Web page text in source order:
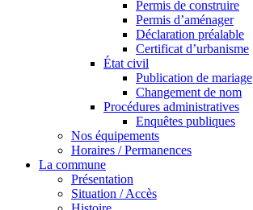
Permis de construire
Permis d’aménager
Déclaration préalable
Certificat d’urbanisme
État civil
Publication de mariage
Changement de nom
Procédures administratives
Enquêtes publiques
Nos équipements
Horaires / Permanences
La commune
Présentation
Situation / Accès